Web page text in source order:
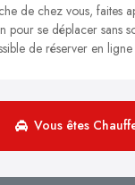
de chez vous, faites
pour se déplacer sans
de réserver en
Vous êtes